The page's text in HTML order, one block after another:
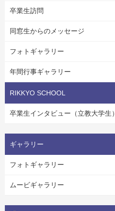
卒業生訪問
同窓生からのメッセージ
フォトギャラリー
年間行事ギャラリー
RIKKYO SCHOOL
卒業生インタビュー（立教大学生）
ギャラリー
フォトギャラリー
ムービギャラリー